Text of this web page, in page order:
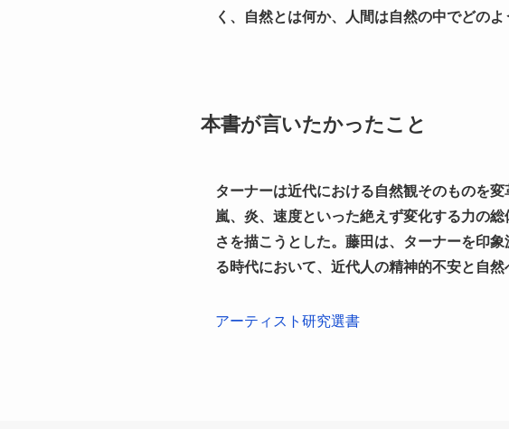
く、自然とは何か、人間は自然の中でどの
本書が言いたかったこと
ターナーは近代における自然観そのものを
嵐、炎、速度といった絶えず変化する力の
さを描こうとした。藤田は、ターナーを印
る時代において、近代人の精神的不安と自
アーティスト研究選書